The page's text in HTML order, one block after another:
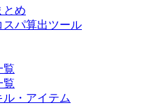
とめ
パ算出ツール
覧
覧
・アイテム